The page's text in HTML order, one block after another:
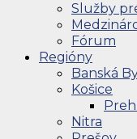
Služby
Fórum
Regióny
Banská
Košice
Nitra